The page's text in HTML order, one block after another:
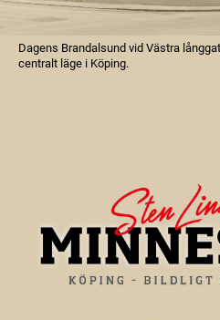
Dagens Brandalsund vid Västra
centralt läge i Köping.